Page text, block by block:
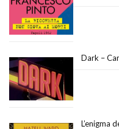
Dark –
L’enigma